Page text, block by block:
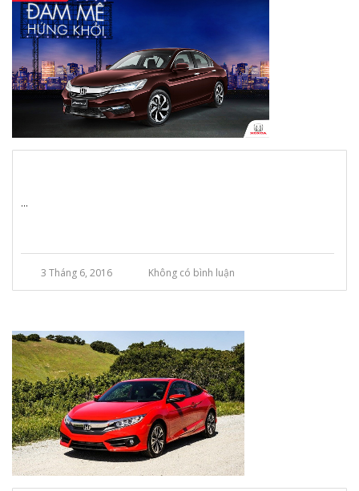
...
3 Tháng 6, 2016 Không có bình luận